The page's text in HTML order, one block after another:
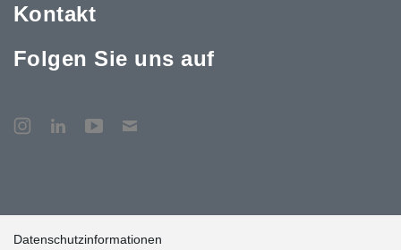
Kontakt
Folgen Sie uns auf
Datenschutzinformationen